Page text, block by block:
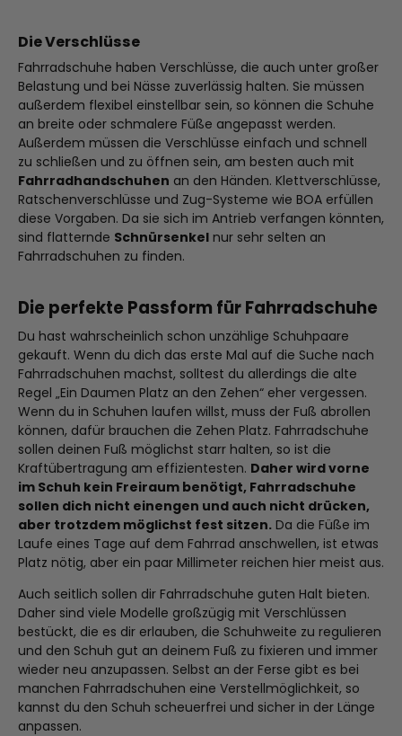
Die Verschlüsse
Fahrradschuhe haben Verschlüsse, die auch unter großer
Belastung und bei Nässe zuverlässig halten. Sie müssen
außerdem flexibel einstellbar sein, so können die Schuhe
an breite oder schmalere Füße angepasst werden.
Außerdem müssen die Verschlüsse einfach und schnell
zu schließen und zu öffnen sein, am besten auch mit
Fahrradhandschuhen an den Händen. Klettverschlüsse,
Ratschenverschlüsse und Zug-Systeme wie BOA erfüllen
diese Vorgaben. Da sie sich im Antrieb verfangen könnten,
sind flatternde Schnürsenkel nur sehr selten an
Fahrradschuhen zu finden.
Die perfekte Passform für Fahrradschuhe
Du hast wahrscheinlich schon unzählige Schuhpaare
gekauft. Wenn du dich das erste Mal auf die Suche nach
Fahrradschuhen machst, solltest du allerdings die alte
Regel „Ein Daumen Platz an den Zehen“ eher vergessen.
Wenn du in Schuhen laufen willst, muss der Fuß abrollen
können, dafür brauchen die Zehen Platz. Fahrradschuhe
sollen deinen Fuß möglichst starr halten, so ist die
Kraftübertragung am effizientesten. Daher wird vorne
im Schuh kein Freiraum benötigt, Fahrradschuhe
sollen dich nicht einengen und auch nicht drücken,
aber trotzdem möglichst fest sitzen. Da die Füße im
Laufe eines Tage auf dem Fahrrad anschwellen, ist etwas
Platz nötig, aber ein paar Millimeter reichen hier meist aus.
Auch seitlich sollen dir Fahrradschuhe guten Halt bieten.
Daher sind viele Modelle großzügig mit Verschlüssen
bestückt, die es dir erlauben, die Schuhweite zu regulieren
und den Schuh gut an deinem Fuß zu fixieren und immer
wieder neu anzupassen. Selbst an der Ferse gibt es bei
manchen Fahrradschuhen eine Verstellmöglichkeit, so
kannst du den Schuh scheuerfrei und sicher in der Länge
anpassen.